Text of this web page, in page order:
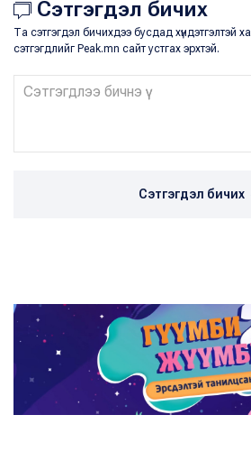
Сэтгэгдэл бичих
Та сэтгэгдэл бичихдээ бусдад хүндэтгэлтэй
сэтгэгдлийг Peak.mn сайт устгах эрхтэй.
Сэтгэгдэл бичих